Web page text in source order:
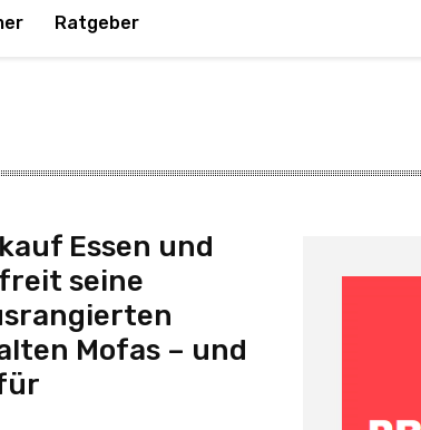
Ratgeber
Essen und
seine
Mofas – und